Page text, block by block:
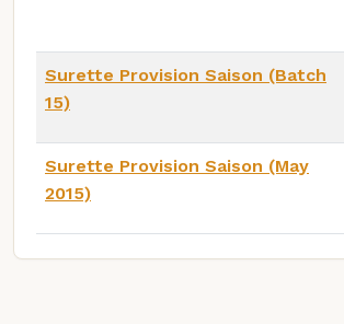
Surette Provision Saison (Batch
15)
Surette Provision Saison (May
2015)